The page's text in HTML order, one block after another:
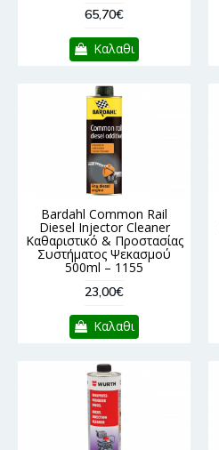
65,70€
Καλαθι
Bardahl Common Rail
Diesel Injector Cleaner
Καθαριστικό & Προστασίας
Συστήματος Ψεκασμού
500ml – 1155
23,00€
Καλαθι